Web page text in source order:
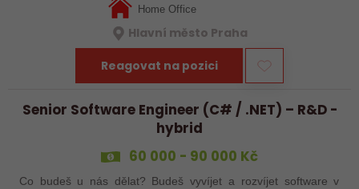
Home Office
Hlavní město Praha
Reagovat na pozici
Senior Software Engineer (C# / .NET) – R&D -
hybrid
60 000 - 90 000 Kč
Co budeš u nás dělat? Budeš vyvíjet a rozvíjet software v